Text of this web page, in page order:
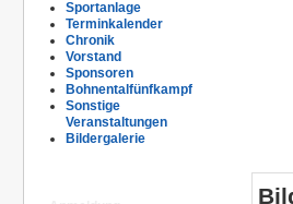
Sportanlage
Terminkalender
Chronik
Vorstand
Sponsoren
Bohnentalfünfkampf
Sonstige
Veranstaltungen
Bildergalerie